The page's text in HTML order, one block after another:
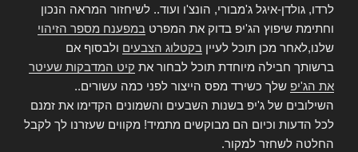
לרדו, גולדן-איגל ג'מבורי, הונצ'ו ועוד.. לשיחזור המראה הנכון
וחתימת שיפוץ הג'יפ בדוק את המפרט במפענח מספר הזיהוי
שלנו,לאחר מכן תוכל לעיין בקטלוג הצבעים ולבסוף אם
ברשותך חבילה מיוחדת תוכל לבחור את קיט המדבקות שעיטר
את הג'יפ שלך כשירד מפס הייצור לפני כמה עשורים..
השילובים של ג'יפ בשנות השבעים והשמונים הקדימו את זמנם
לכל הדעות וכיום הם מבוקשים מתמיד! מקווים שעזרנו לך לקבל
החלטה לשחזר למקור.